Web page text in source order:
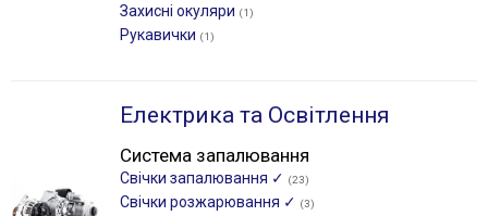
Захисні окуляри (1)
Рукавички (1)
Електрика та Освітлення
Система запалювання
Свічки запалювання ✓ (23)
Свічки розжарювання ✓ (3)